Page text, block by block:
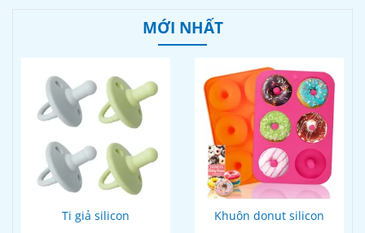
MỚI NHẤT
Ti giả silicon Khuôn donut silicon